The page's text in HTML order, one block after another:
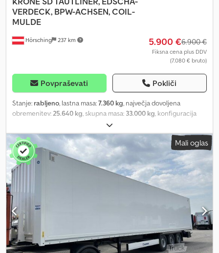
Hörsching 237 km
VERDECK, BPW-ACHSEN, COIL-
MULDE
5.900 €6.900 €
Fiksna cena plus DDV
(7.080 € bruto)
Povpraševati Pokliči
Stanje: rabljeno, lastna masa:7.360 kg, največja dovoljena
obremenitev:25.640 kg, skupna masa: 33.000 kg, konfiguracija
01/2017, naslednji pregled (TÜV):
01/2027, vzmetenje:zrak, velikost pnevmatike:385/65 R22.5,
Oprema:
, | Krone SD Tautliner | Edscha pomična streha |
Korito za kolute | BPW osi z disk zavorami | Škatla za orodje |
Pnevmatske gume: 385/65 R22.5 | Luknjičast okvir za pritrditev
tovora | Veljaven tehnični pregled/TÜV do 01/2027 | Pridržujemo si
pravico do napak, vnosnih napak in predhodne prodaje. Dodpfx
Acey D S R Njgeck
Mali oglas